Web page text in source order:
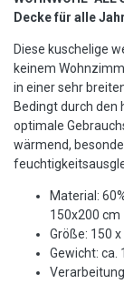
Decke für alle
Diese kuschelige
keinem
in einer sehr
Bedingt durch den
optimale
wärmend,
Material:
150x200 cm
Größe: 150
Gewicht: ca.